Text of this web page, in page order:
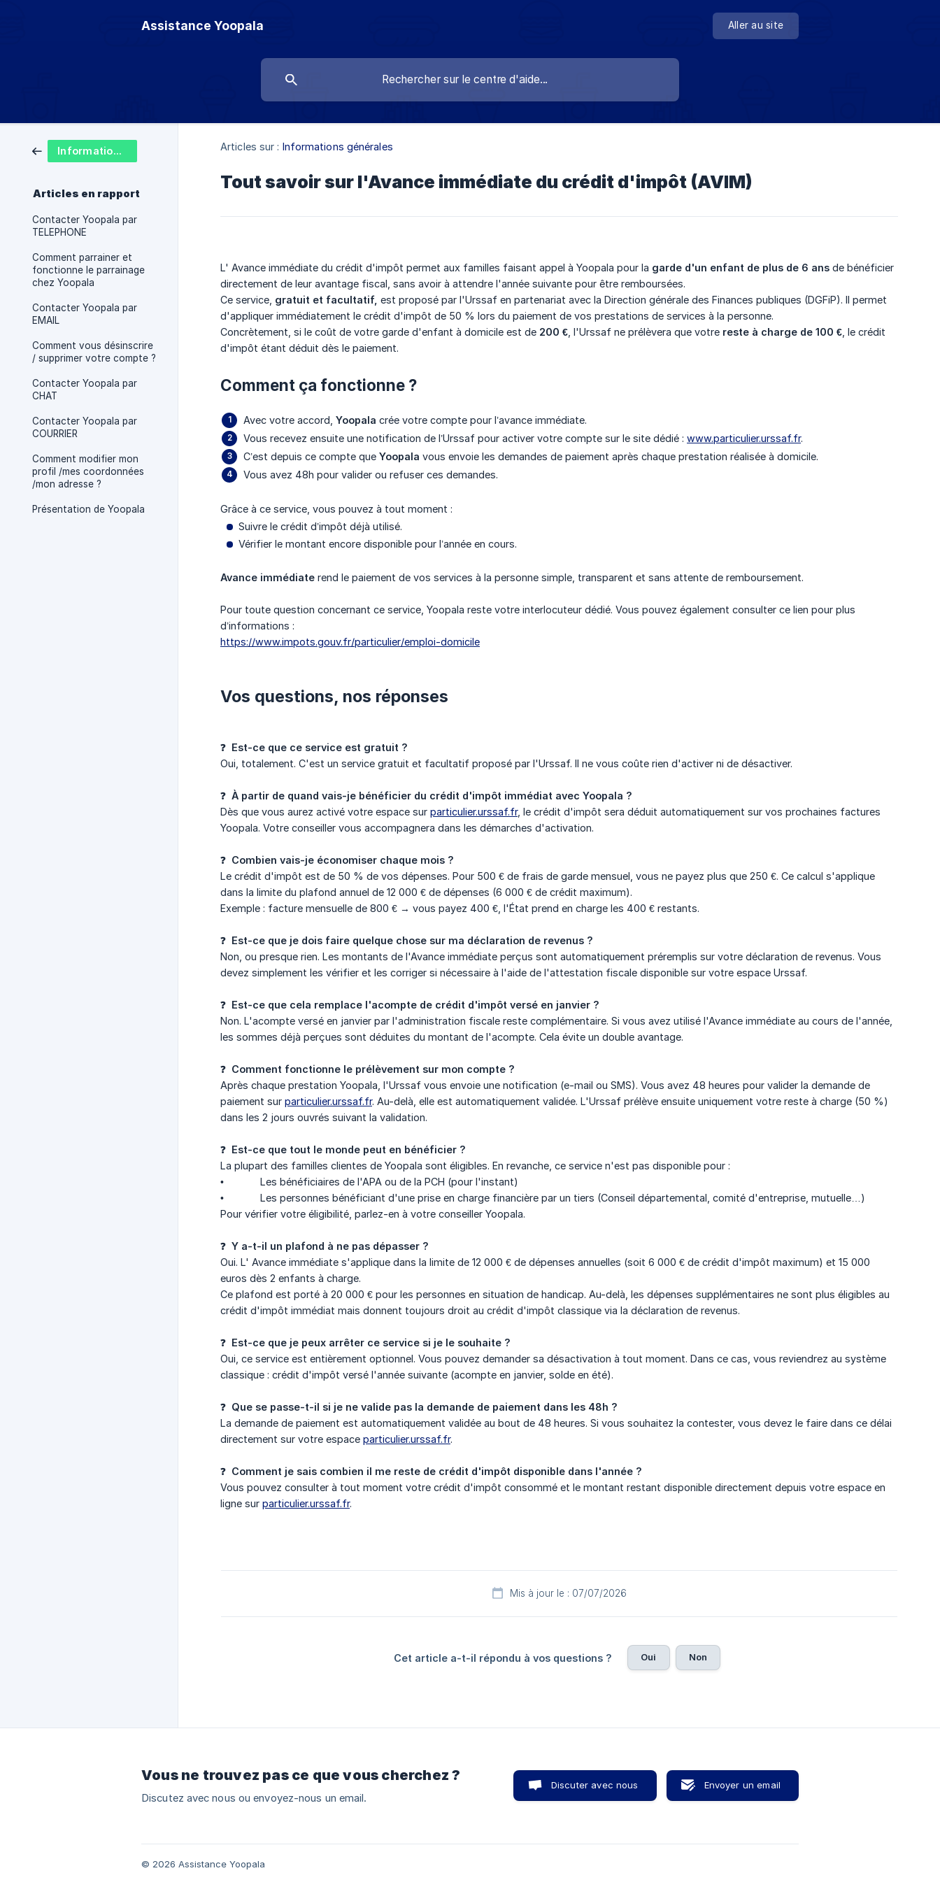
Assistance Yoopala Aller au site
Informations générales
Articles en rapport
Contacter Yoopala par
TELEPHONE
Comment parrainer et
fonctionne le parrainage
chez Yoopala
Contacter Yoopala par
EMAIL
Comment vous désinscrire
/ supprimer votre compte ?
Contacter Yoopala par
CHAT
Contacter Yoopala par
COURRIER
Comment modifier mon
profil /mes coordonnées
/mon adresse ?
Présentation de Yoopala
Articles sur : Informations générales
Tout savoir sur l'Avance immédiate du crédit d'impôt (AVIM)
L' Avance immédiate du crédit d'impôt permet aux familles faisant appel à Yoopala pour la garde d'un enfant de plus de 6 ans de bénéficier
directement de leur avantage fiscal, sans avoir à attendre l'année suivante pour être remboursées.
Ce service, gratuit et facultatif, est proposé par l'Urssaf en partenariat avec la Direction générale des Finances publiques (DGFiP). Il permet
d'appliquer immédiatement le crédit d'impôt de 50 % lors du paiement de vos prestations de services à la personne.
Concrètement, si le coût de votre garde d'enfant à domicile est de 200 € , l'Urssaf ne prélèvera que votre reste à charge de 100 € , le crédit
d'impôt étant déduit dès le paiement.
Comment ça fonctionne ?
Avec votre accord, Yoopala crée votre compte pour l’avance immédiate.
Vous recevez ensuite une notification de l’Urssaf pour activer votre compte sur le site dédié : www.particulier.urssaf.fr.
C’est depuis ce compte que Yoopala vous envoie les demandes de paiement après chaque prestation réalisée à domicile.
Vous avez 48h pour valider ou refuser ces demandes.
Grâce à ce service, vous pouvez à tout moment :
Suivre le crédit d’impôt déjà utilisé.
Vérifier le montant encore disponible pour l’année en cours.
Avance immédiate rend le paiement de vos services à la personne simple, transparent et sans attente de remboursement.
Pour toute question concernant ce service, Yoopala reste votre interlocuteur dédié. Vous pouvez également consulter ce lien pour plus
d’informations :
https://www.impots.gouv.fr/particulier/emploi-domicile
Vos questions, nos réponses
❓ Est-ce que ce service est gratuit ?
Oui, totalement. C'est un service gratuit et facultatif proposé par l'Urssaf. Il ne vous coûte rien d'activer ni de désactiver.
❓ À partir de quand vais-je bénéficier du crédit d'impôt immédiat avec Yoopala ?
Dès que vous aurez activé votre espace sur particulier.urssaf.fr, le crédit d'impôt sera déduit automatiquement sur vos prochaines factures
Yoopala. Votre conseiller vous accompagnera dans les démarches d'activation.
❓ Combien vais-je économiser chaque mois ?
Le crédit d'impôt est de 50 % de vos dépenses. Pour 500 € de frais de garde mensuel, vous ne payez plus que 250 €. Ce calcul s'applique
dans la limite du plafond annuel de 12 000 € de dépenses (6 000 € de crédit maximum).
Exemple : facture mensuelle de 800 € → vous payez 400 €, l'État prend en charge les 400 € restants.
❓ Est-ce que je dois faire quelque chose sur ma déclaration de revenus ?
Non, ou presque rien. Les montants de l'Avance immédiate perçus sont automatiquement préremplis sur votre déclaration de revenus. Vous
devez simplement les vérifier et les corriger si nécessaire à l'aide de l'attestation fiscale disponible sur votre espace Urssaf.
❓ Est-ce que cela remplace l'acompte de crédit d'impôt versé en janvier ?
Non. L'acompte versé en janvier par l'administration fiscale reste complémentaire. Si vous avez utilisé l'Avance immédiate au cours de l'année,
les sommes déjà perçues sont déduites du montant de l'acompte. Cela évite un double avantage.
❓ Comment fonctionne le prélèvement sur mon compte ?
Après chaque prestation Yoopala, l'Urssaf vous envoie une notification (e-mail ou SMS). Vous avez 48 heures pour valider la demande de
paiement sur particulier.urssaf.fr. Au-delà, elle est automatiquement validée. L'Urssaf prélève ensuite uniquement votre reste à charge (50 %)
dans les 2 jours ouvrés suivant la validation.
❓ Est-ce que tout le monde peut en bénéficier ?
La plupart des familles clientes de Yoopala sont éligibles. En revanche, ce service n'est pas disponible pour :
• Les bénéficiaires de l'APA ou de la PCH (pour l'instant)
• Les personnes bénéficiant d'une prise en charge financière par un tiers (Conseil départemental, comité d'entreprise, mutuelle…)
Pour vérifier votre éligibilité, parlez-en à votre conseiller Yoopala.
❓ Y a-t-il un plafond à ne pas dépasser ?
Oui. L' Avance immédiate s'applique dans la limite de 12 000 € de dépenses annuelles (soit 6 000 € de crédit d'impôt maximum) et 15 000
euros dès 2 enfants à charge.
Ce plafond est porté à 20 000 € pour les personnes en situation de handicap. Au-delà, les dépenses supplémentaires ne sont plus éligibles au
crédit d'impôt immédiat mais donnent toujours droit au crédit d'impôt classique via la déclaration de revenus.
❓ Est-ce que je peux arrêter ce service si je le souhaite ?
Oui, ce service est entièrement optionnel. Vous pouvez demander sa désactivation à tout moment. Dans ce cas, vous reviendrez au système
classique : crédit d'impôt versé l'année suivante (acompte en janvier, solde en été).
❓ Que se passe-t-il si je ne valide pas la demande de paiement dans les 48h ?
La demande de paiement est automatiquement validée au bout de 48 heures. Si vous souhaitez la contester, vous devez le faire dans ce délai
directement sur votre espace particulier.urssaf.fr.
❓ Comment je sais combien il me reste de crédit d'impôt disponible dans l'année ?
Vous pouvez consulter à tout moment votre crédit d'impôt consommé et le montant restant disponible directement depuis votre espace en
ligne sur particulier.urssaf.fr.
Mis à jour le : 07/07/2026
Cet article a-t-il répondu à vos questions ? Oui Non
Vous ne trouvez pas ce que vous cherchez ?
Discutez avec nous ou envoyez-nous un email.
Discuter avec nous Envoyer un email
© 2026 Assistance Yoopala